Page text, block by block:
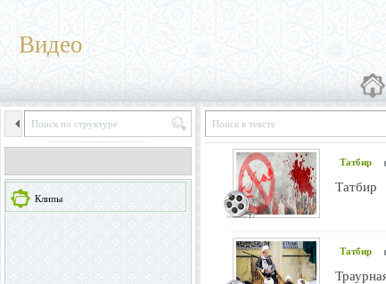
Видео
Клипы
Татбир
Татбир
Татбир